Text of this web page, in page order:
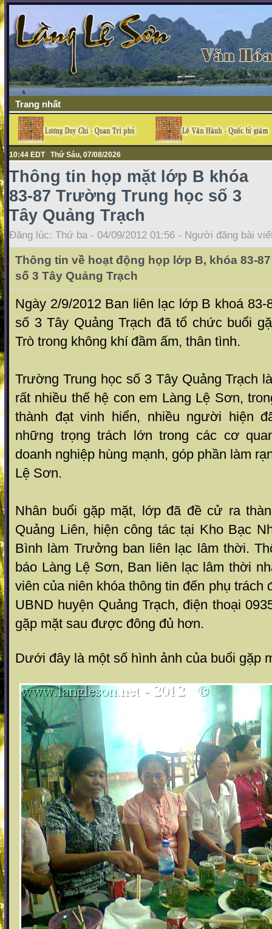
Trang nhất
10:44 EDT Thứ Sáu, 07/08/2026
Thông tin họp mặt lớp B khóa
83-87 Trường Trung học số 3
Tây Quảng Trạch
Đăng lúc: Thứ ba - 04/09/2012 01:56 - Người đăng bài
Thông tin về hoạt động họp lớp B, khóa 83-
số 3 Tây Quảng Trạch
Ngày 2/9/2012 Ban liên lạc lớp B khoá 83-
số 3 Tây Quảng Trạch đã tổ chức buổi
Trò trong không khí đầm ấm, thân tình.
Trường Trung học số 3 Tây Quảng Trạch
rất nhiều thế hệ con em Làng Lệ Sơn,
thành đạt vinh hiển, nhiều người hiện
những trọng trách lớn trong các cơ
doanh nghiệp hùng mạnh, góp phần làm
Lệ Sơn.
Nhân buổi gặp mặt, lớp đã đề cử ra
Quảng Liên, hiện công tác tại Kho Bạc
Bình làm Trưởng ban liên lạc lâm thời.
báo Làng Lệ Sơn, Ban liên lạc lâm thời
viên của niên khóa thông tin đến phụ trách
UBND huyện Quảng Trạch, điện thoại
gặp mặt sau được đông đủ hơn.
Dưới đây là một số hình ảnh của buổi gặp